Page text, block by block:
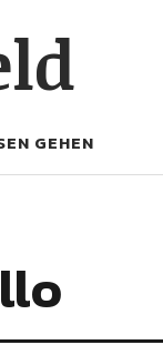
GEHEN